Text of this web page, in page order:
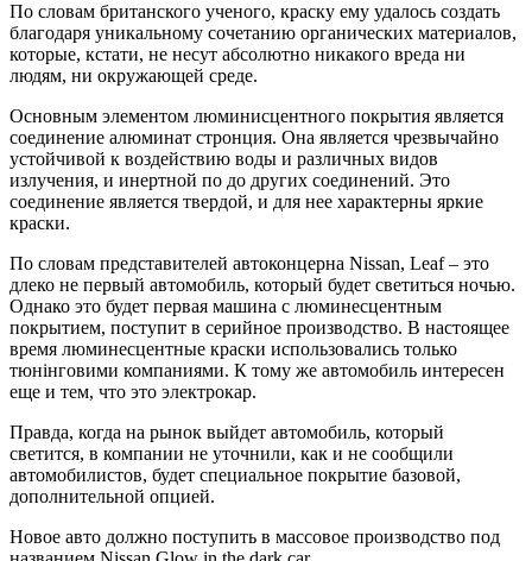
По словам британского ученого, краску ему удалось создать
благодаря уникальному сочетанию органических материалов,
которые, кстати, не несут абсолютно никакого вреда ни
людям, ни окружающей среде.
Основным элементом люминисцентного покрытия является
соединение алюминат стронция. Она является чрезвычайно
устойчивой к воздействию воды и различных видов
излучения, и инертной по до других соединений. Это
соединение является твердой, и для нее характерны яркие
краски.
По словам представителей автоконцерна Nissan, Leaf – это
длеко не первый автомобиль, который будет светиться ночью.
Однако это будет первая машина с люминесцентным
покрытием, поступит в серийное производство. В настоящее
время люминесцентные краски использовались только
тюнінговими компаниями. К тому же автомобиль интересен
еще и тем, что это электрокар.
Правда, когда на рынок выйдет автомобиль, который
светится, в компании не уточнили, как и не сообщили
автомобилистов, будет специальное покрытие базовой,
дополнительной опцией.
Новое авто должно поступить в массовое производство под